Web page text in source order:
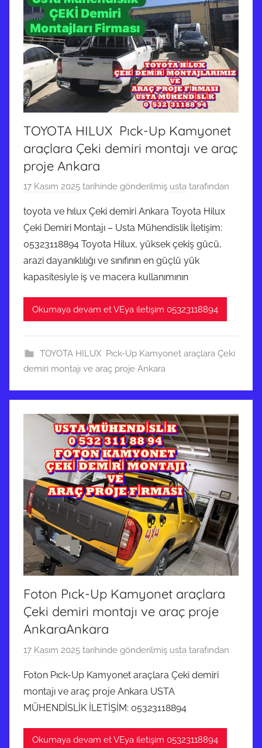
TOYOTA HILUX Pıck-Up Kamyonet
araçlara Çeki demiri montajı ve araç
proje Ankara
17 Kasım 2025 tarihinde gönderilmiş usta tarafından
toyota ve hılux Çeki demiri Ankara Toyota Hilux
Çeki Demiri Montajı – Usta Mühendislik İletişim:
05323118894 Toyota Hilux, yüksek çekiş gücü,
arazi dayanıklılığı ve sınıfının en güçlü yük
kapasitesiyle iş ve macera kullanımının
Okumaya devam et VEya iletişim 05323118894
TOYOTA HILUX Pıck-Up Kamyonet araçlara Çeki
demiri montajı ve araç proje Ankara
Foton Pıck-Up Kamyonet araçlara
Çeki demiri montajı ve araç proje
AnkaraAnkara
17 Kasım 2025 tarihinde gönderilmiş usta tarafından
Foton Pıck-Up Kamyonet araçlara Çeki demiri
montajı ve araç proje Ankara USTA
MÜHENDİSLİK İLETİŞİM: 05323118894
Okumaya devam et VEya iletişim 05323118894